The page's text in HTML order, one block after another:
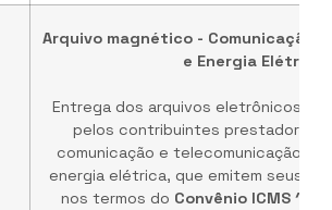
Arquivo magnético - Comunicação,
e Energia Elétrica
Entrega dos arquivos eletrônicos de
pelos contribuintes prestadores
comunicação e telecomunicação e
energia elétrica, que emitem seus
nos termos do Convênio ICMS